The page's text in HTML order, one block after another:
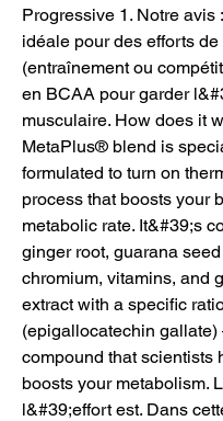
Progressive 1. Notre avis
idéale pour des efforts
(entraînement ou
en BCAA pour garder
musculaire. How does it
MetaPlus® blend is
formulated to turn on
process that boosts your
metabolic rate. It&#39;s
ginger root, guarana
chromium, vitamins, and
extract with a specific
(epigallocatechin gallate)
compound that scientists
boosts your metabolism.
l&#39;effort est. Dans